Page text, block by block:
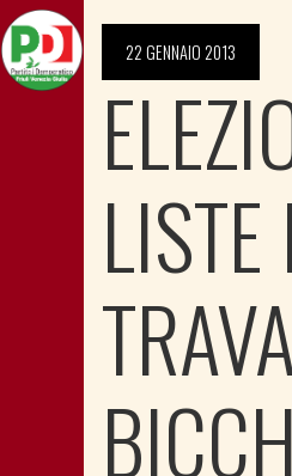
22 GENNAIO 2013